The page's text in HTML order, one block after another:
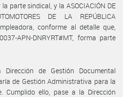
parte sindical, y la ASOCIACIÓN DE
DE LA REPÚBLICA
conforme al detalle que,
APN-DNRYRT#MT, forma parte
Dirección de Gestión Documental
de Gestión Administrativa para la
Cumplido ello, pase a la Dirección